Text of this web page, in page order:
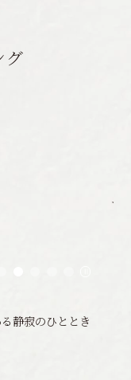
グ
静寂のひととき